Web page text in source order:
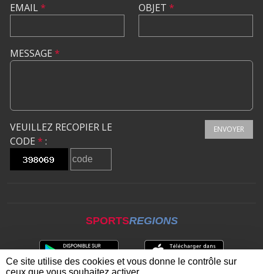
EMAIL* OBJET *
MESSAGE *
VEUILLEZ RECOPIER LE
CODE * :
ENVOYER
SPORTSREGIONS
Ce site utilise des cookies et vous donne le contrôle sur
ceux que vous souhaitez activer